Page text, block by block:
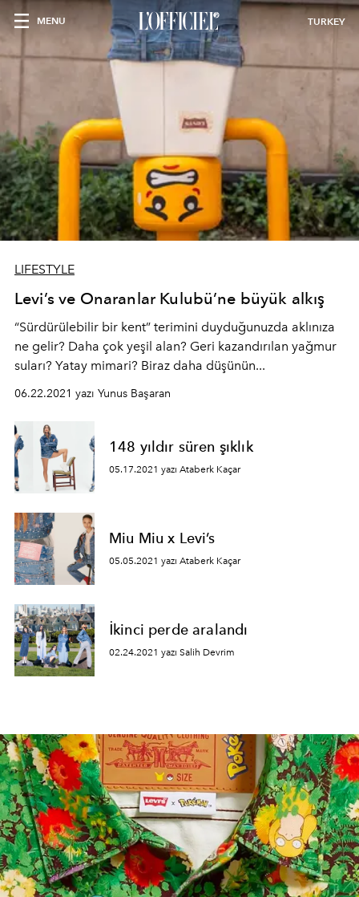
MENU TURKEY
LIFESTYLE
Levi’s ve Onaranlar Kulubü’ne büyük alkış
“Sürdürülebilir bir kent” terimini duyduğunuzda aklınıza
ne gelir? Daha çok yeşil alan? Geri kazandırılan yağmur
suları? Yatay mimari? Biraz daha düşünün...
06.22.2021 yazı Yunus Başaran
148 yıldır süren şıklık
05.17.2021 yazı Ataberk Kaçar
Miu Miu x Levi’s
05.05.2021 yazı Ataberk Kaçar
İkinci perde aralandı
02.24.2021 yazı Salih Devrim